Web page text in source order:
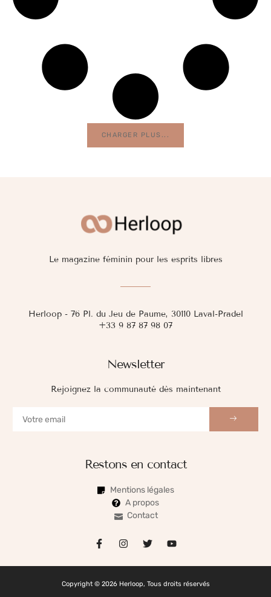
CHARGER PLUS...
Newsletter
Rejoignez la communauté dès maintenant
Le magazine féminin pour les esprits libres
Herloop - 76 Pl. du Jeu de Paume, 30110 Laval-Pradel
+33 9 87 87 98 07
Restons en contact
Mentions légales
A propos
Contact
Copyright © 2026 Herloop, Tous droits réservés